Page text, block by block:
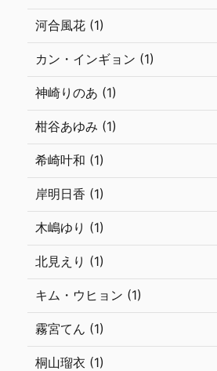
河合風花 (1)
カン・インギョン (1)
神崎りのあ (1)
柑谷あゆみ (1)
希崎叶和 (1)
岸明日香 (1)
木嶋ゆり (1)
北見えり (1)
キム・ウヒョン (1)
霧宮てん (1)
桐山瑠衣 (1)